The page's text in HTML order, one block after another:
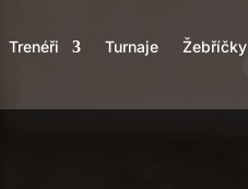
Trenéři Turnaje Žebříčky